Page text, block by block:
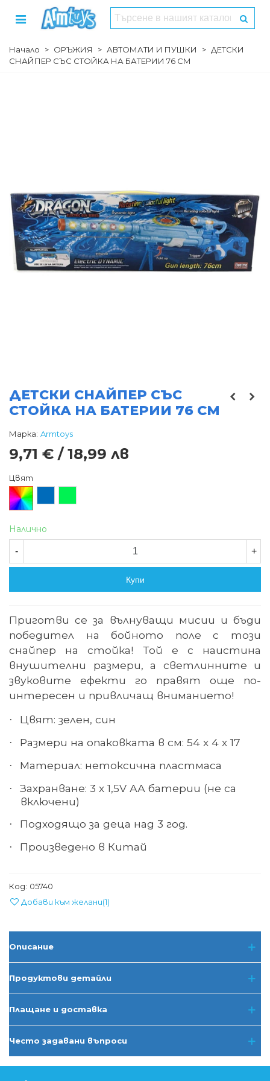
Начало > ОРЪЖИЯ > АВТОМАТИ И ПУШКИ > ДЕТСКИ
СНАЙПЕР СЪС СТОЙКА НА БАТЕРИИ 76 СМ
ДЕТСКИ СНАЙПЕР СЪС
СТОЙКА НА БАТЕРИИ 76 СМ
Марка: Armtoys
9,71 € / 18,99 лв
Цвят
Произволен/
микс
Налично
- +
Купи
Приготви се за вълнуващи мисии и бъди
победител на бойното поле с този
снайпер на стойка! Той е с наистина
внушителни размери, а светлинните и
звуковите ефекти го правят още по-
интересен и привличащ вниманието!
· Цвят: зелен, син
· Размери на опаковката в см: 54 х 4 х 17
· Материал: нетоксична пластмаса
·
Захранване: 3 х 1,5V АА батерии (не са
включени)
· Подходящо за деца над 3 год.
· Произведено в Китай
Код: 05740
Добави към желани(1)
Описание
Продуктови детайли
Плащане и доставка
Често задавани въпроси